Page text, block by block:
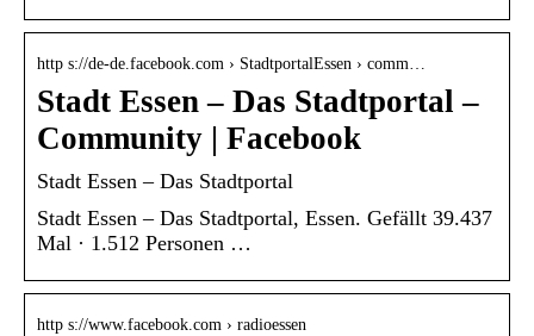
http s://de-de.facebook.com › StadtportalEssen › comm…
Stadt Essen – Das Stadtportal –
Community | Facebook
Stadt Essen – Das Stadtportal
Stadt Essen – Das Stadtportal, Essen. Gefällt 39.437
Mal · 1.512 Personen …
http s://www.facebook.com › radioessen